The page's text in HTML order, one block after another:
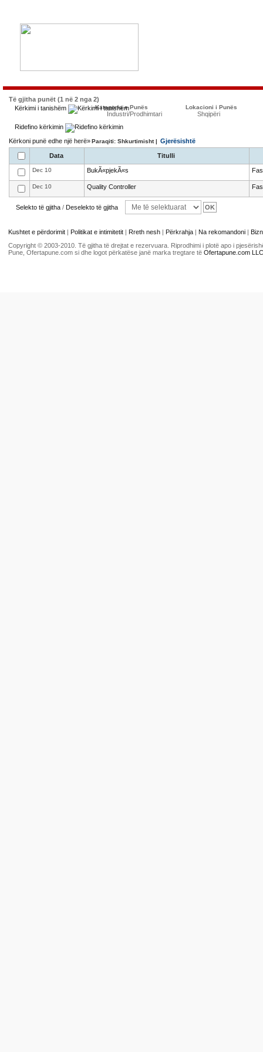
Të gjitha punët (1 në 2 nga 2)
Kërkimi i tanishëm
Kategoria e Punës
Industri/Prodhimtari
Lokacioni i Punës
Shqipëri
Ridefino kërkimin
Kërkoni punë edhe një herë»Paraqiti: Shkurtimisht | Gjerësishtë
Data Titulli
Dec 10 BukÃ«pjekÃ«s
Dec 10 Quality Controller
Selekto të gjitha / Deselekto të gjitha
Kushtet e përdorimit | Politikat e intimitetit | Rreth nesh | Përkrahja | Na rekomandoni |
Copyright © 2003-2010. Të gjitha të drejtat e rezervuara. Riprodhimi i plotë apo i
Pune, Ofertapune.com si dhe logot përkatëse janë marka tregtare të Ofertapune.com LLC